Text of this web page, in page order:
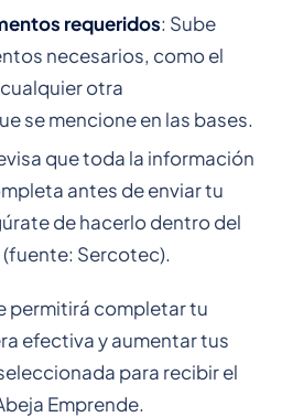
requeridos: Sube
necesarios, como el
otra
se mencione en las bases.
que toda la información
antes de enviar tu
de hacerlo dentro del
Sercotec).
permitirá completar tu
efectiva y aumentar tus
para recibir el
Emprende.